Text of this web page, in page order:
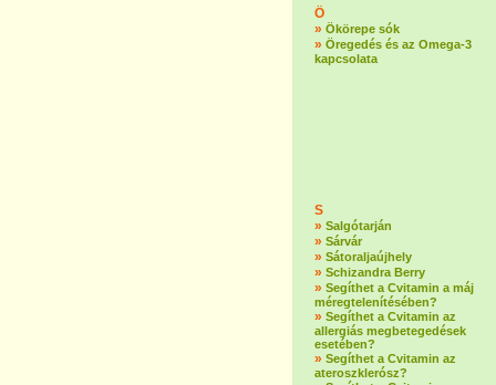
Ö
» Ökörepe sók
» Öregedés és az Omega-3
kapcsolata
S
» Salgótarján
» Sárvár
» Sátoraljaújhely
» Schizandra Berry
» Segíthet a Cvitamin a máj
méregtelenítésében?
» Segíthet a Cvitamin az
allergiás megbetegedések
esetében?
» Segíthet a Cvitamin az
ateroszklerósz?